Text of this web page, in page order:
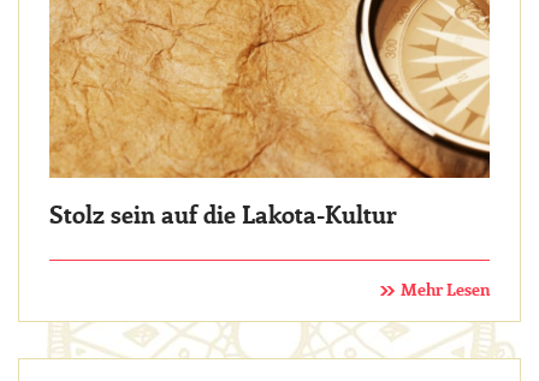
Stolz sein auf die Lakota-Kultur
Mehr Lesen